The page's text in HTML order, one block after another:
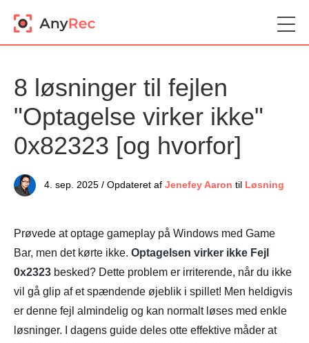
8 løsninger til fejlen
"Optagelse virker ikke"
0x82323 [og hvorfor]
4. sep. 2025 / Opdateret af Jenefey Aaron til Løsning
Prøvede at optage gameplay på Windows med Game
Bar, men det kørte ikke. Optagelsen virker ikke Fejl
0x2323 besked? Dette problem er irriterende, når du ikke
vil gå glip af et spændende øjeblik i spillet! Men heldigvis
er denne fejl almindelig og kan normalt løses med enkle
løsninger. I dagens guide deles otte effektive måder at